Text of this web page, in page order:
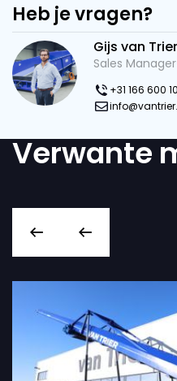
Heb je vragen?
Gijs van Trier
Sales
+31 166 600
Verwante